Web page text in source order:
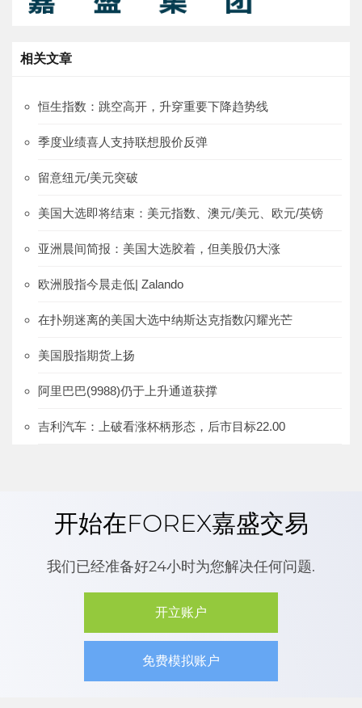
相关文章
恒生指数：跳空高开，升穿重要下降趋势线
季度业绩喜人支持联想股价反弹
留意纽元/美元突破
美国大选即将结束：美元指数、澳元/美元、欧元/英镑
亚洲晨间简报：美国大选胶着，但美股仍大涨
欧洲股指今晨走低| Zalando
在扑朔迷离的美国大选中纳斯达克指数闪耀光芒
美国股指期货上扬
阿里巴巴(9988)仍于上升通道获撑
吉利汽车：上破看涨杯柄形态，后市目标22.00
开始在FOREX嘉盛交易
我们已经准备好24小时为您解决任何问题.
开立账户
免费模拟账户